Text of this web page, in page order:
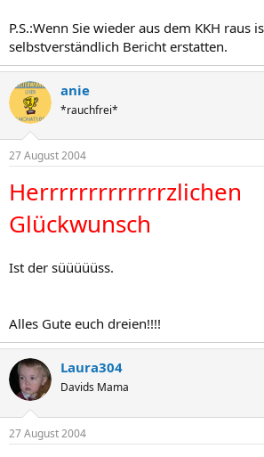
P.S.:Wenn Sie wieder aus dem KKH raus
selbstverständlich Bericht erstatten.
anie
*rauchfrei*
27 August 2004
Herrrrrrrrrrrrrzlichen
Glückwunsch
Ist der süüüüüss.
Alles Gute euch dreien!!!!
Laura304
Davids Mama
27 August 2004